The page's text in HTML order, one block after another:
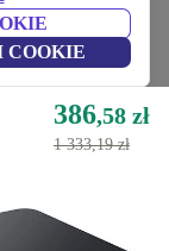
COOKIE
dokujące
386,58 zł
1 333,19 zł